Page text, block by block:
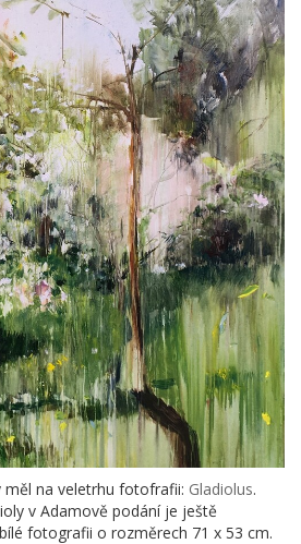
měl na veletrhu fotofrafii: Gladiolus.
v Adamově podání je ještě
fotografii o rozměrech 71 x 53 cm.